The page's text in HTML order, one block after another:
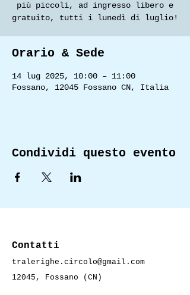
più piccoli, ad ingresso libero e
gratuito, tutti i lunedì di luglio!
Orario & Sede
14 lug 2025, 10:00 – 11:00
Fossano, 12045 Fossano CN, Italia
Condividi questo evento
Contatti
tralerighe.circolo@gmail.com
12045, Fossano (CN)